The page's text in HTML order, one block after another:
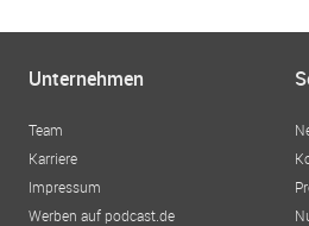
Unternehmen
Team
Karriere
Impressum
Werben auf podcast.de